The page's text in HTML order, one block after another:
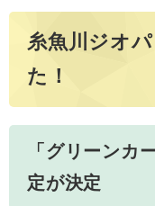
糸魚川ジオ
た！
「グリーンカ
定が決定